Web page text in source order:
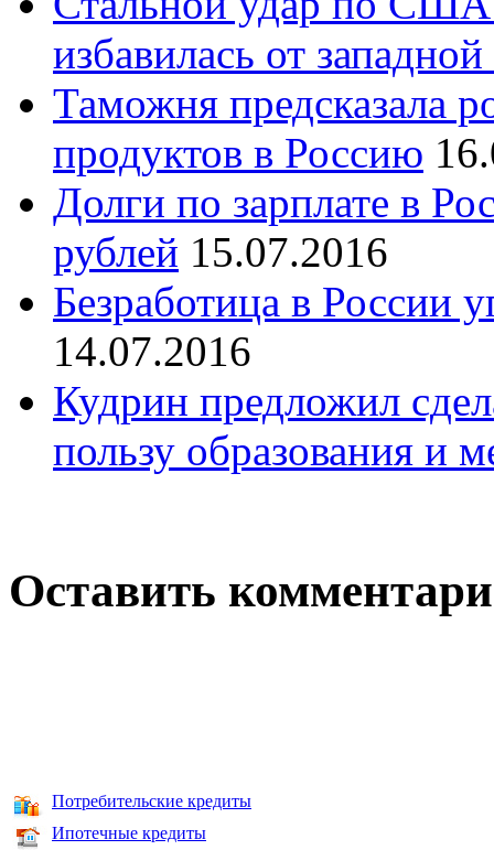
избавилась от
Таможня предсказала
продуктов в Россию
Долги по зарплате в
рублей 15.07.2016
Безработица в России
14.07.2016
Кудрин предложил
пользу образования и
Оставить
Потребительские кредиты
Ипотечные кредиты